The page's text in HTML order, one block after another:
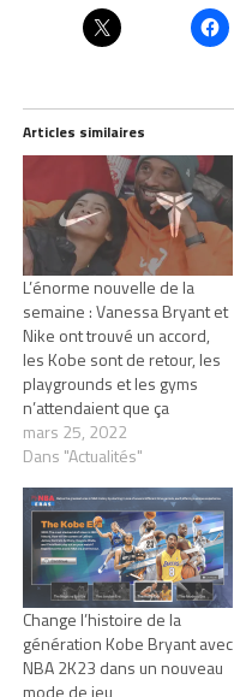
Articles similaires
L’énorme nouvelle de la
semaine : Vanessa Bryant et
Nike ont trouvé un accord,
les Kobe sont de retour, les
playgrounds et les gyms
n’attendaient que ça
mars 25, 2022
Dans "Actualités"
Change l’histoire de la
génération Kobe Bryant avec
NBA 2K23 dans un nouveau
mode de jeu